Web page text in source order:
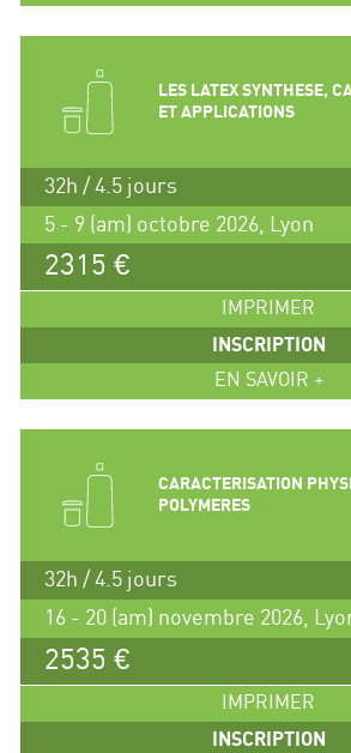
LES LATEX SYNTHESE,
ET APPLICATIONS
32h / 4.5 jours
5 - 9 (am) octobre 2026, Lyon
2315 €
IMPRIMER
INSCRIPTION
EN SAVOIR +
CARACTERISATION
POLYMERES
32h / 4.5 jours
16 - 20 (am) novembre 2026,
2535 €
IMPRIMER
INSCRIPTION